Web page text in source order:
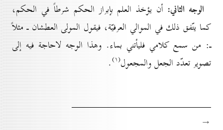
الوجه الثاني: أن يؤخذ العلم بإبراز الحكم شرطاً في الحكم،
كما يتّفق ذلك في الموالي العرفيّة، فيقول المولى العطشان ـ مثلاً
ـ: من سمع كلامي فليأتني بماء. وهذا الوجه لاحاجة فيه إلى
تصوير تعدّد الجعل والمجعول(۱) .
→